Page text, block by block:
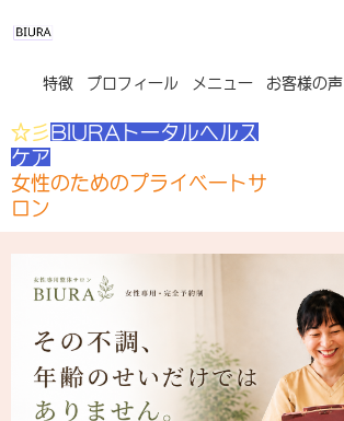
特徴 プロフィール メニュー お客様の声
☆彡BIURAトータルヘルス
ケア
女性のためのプライベートサ
ロン